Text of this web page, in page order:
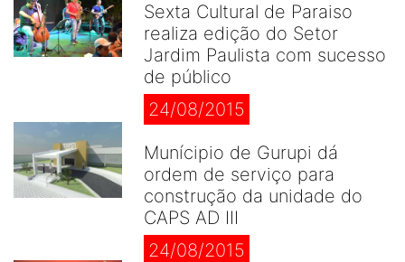
Sexta Cultural de Paraiso
realiza edição do Setor
Jardim Paulista com sucesso
de público
24/08/2015
Munícipio de Gurupi dá
ordem de serviço para
construção da unidade do
CAPS AD III
24/08/2015